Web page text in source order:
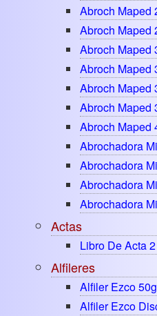
Abroch Maped
Abroch Maped
Abroch Maped
Abroch Maped
Abroch Maped
Abroch Maped
Abroch Maped
Abrochadora
Abrochadora
Abrochadora
Abrochadora
Actas
Libro De Acta
Alfileres
Alfiler Ezco
Alfiler Ezco